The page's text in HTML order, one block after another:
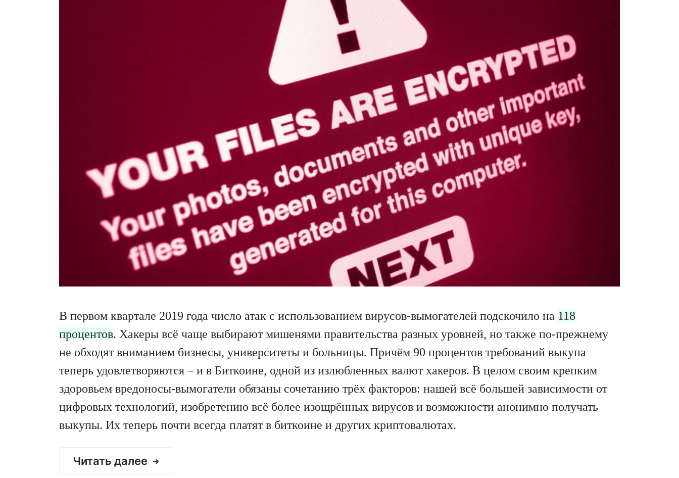
В первом квартале 2019 года число атак с использованием вирусов-вымогателей подскочило на 118
процентов. Хакеры всё чаще выбирают мишенями правительства разных уровней, но также по-прежнему
не обходят вниманием бизнесы, университеты и больницы. Причём 90 процентов требований выкупа
теперь удовлетворяются – и в Биткоине, одной из излюбленных валют хакеров. В целом своим крепким
здоровьем вредоносы-вымогатели обязаны сочетанию трёх факторов: нашей всё большей зависимости от
цифровых технологий, изобретению всё более изощрённых вирусов и возможности анонимно получать
выкупы. Их теперь почти всегда платят в биткоине и других криптовалютах.
Читать далее